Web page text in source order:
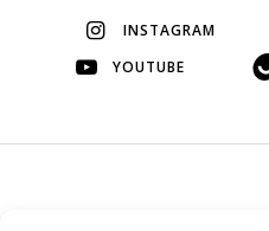
INSTAGRAM
YOUTUBE